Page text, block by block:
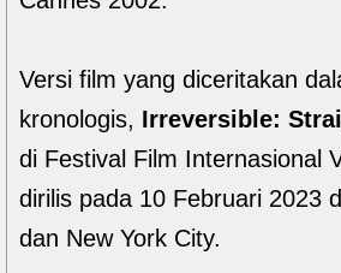
Versi film yang diceritakan
kronologis, Irreversible:
di Festival Film Internasional
dirilis pada 10 Februari 2023
dan New York City.